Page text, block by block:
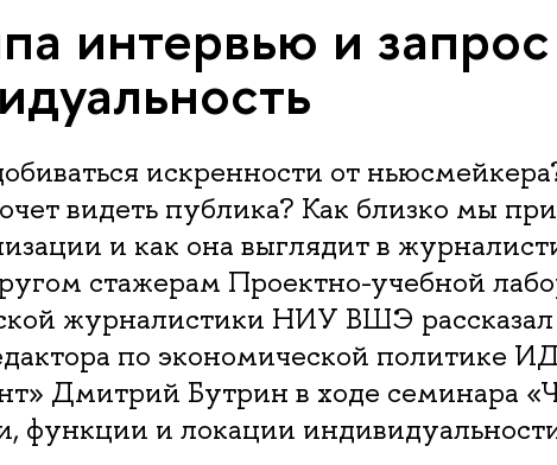
интервью и
искренности от
видеть публика? Как близко мы
и как она выглядит в
стажерам Проектно-учебной
журналистики НИУ ВШЭ рассказал
по экономической политике
Дмитрий Бутрин в ходе семинара
функции и локации